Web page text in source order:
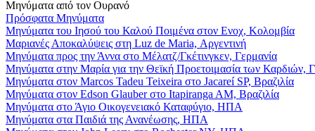
Μηνύματα από τον Ουρανό
Πρόσφατα Μηνύματα
Μηνύματα του Ιησού του Καλού Ποιμένα στον Ενοχ, Κολομβία
Μαριανές Αποκαλύψεις στη Luz de Maria, Αργεντινή
Μηνύματα προς την Άννα στο Μέλατζ/Γκέτινγκεν, Γερμανία
Μηνύματα στην Μαρία για την Θεϊκή Προετοιμασία των Καρδιών,
Μηνύματα στον Marcos Tadeu Teixeira στο Jacareí SP, Βραζιλία
Μηνύματα στον Edson Glauber στο Itapiranga AM, Βραζιλία
Μηνύματα στο Άγιο Οικογενειακό Καταφύγιο, ΗΠΑ
Μηνύματα στα Παιδιά της Ανανέωσης, ΗΠΑ